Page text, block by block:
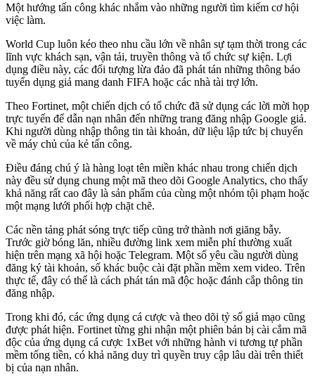
Một hướng tấn công khác nhắm vào những người tìm kiếm cơ hội
việc làm.
World Cup luôn kéo theo nhu cầu lớn về nhân sự tạm thời trong các
lĩnh vực khách sạn, vận tải, truyền thông và tổ chức sự kiện. Lợi
dụng điều này, các đối tượng lừa đảo đã phát tán những thông báo
tuyển dụng giả mang danh FIFA hoặc các nhà tài trợ lớn.
Theo Fortinet, một chiến dịch có tổ chức đã sử dụng các lời mời họp
trực tuyến để dẫn nạn nhân đến những trang đăng nhập Google giả.
Khi người dùng nhập thông tin tài khoản, dữ liệu lập tức bị chuyển
về máy chủ của kẻ tấn công.
Điều đáng chú ý là hàng loạt tên miền khác nhau trong chiến dịch
này đều sử dụng chung một mã theo dõi Google Analytics, cho thấy
khả năng rất cao đây là sản phẩm của cùng một nhóm tội phạm hoặc
một mạng lưới phối hợp chặt chẽ.
Các nền tảng phát sóng trực tiếp cũng trở thành nơi giăng bẫy.
Trước giờ bóng lăn, nhiều đường link xem miễn phí thường xuất
hiện trên mạng xã hội hoặc Telegram. Một số yêu cầu người dùng
đăng ký tài khoản, số khác buộc cài đặt phần mềm xem video. Trên
thực tế, đây có thể là cách phát tán mã độc hoặc đánh cắp thông tin
đăng nhập.
Trong khi đó, các ứng dụng cá cược và theo dõi tỷ số giả mạo cũng
được phát hiện. Fortinet từng ghi nhận một phiên bản bị cài cắm mã
độc của ứng dụng cá cược 1xBet với những hành vi tương tự phần
mềm tống tiền, có khả năng duy trì quyền truy cập lâu dài trên thiết
bị của nạn nhân.